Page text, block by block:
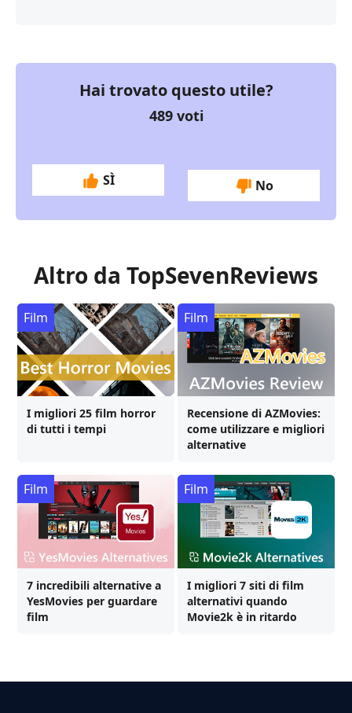
Hai trovato questo utile?
489voti
SÌ No
Altro da TopSevenReviews
I migliori 25 film horror
di tutti i tempi
Film
Recensione di AZMovies:
come utilizzare e migliori
alternative
Film
7 incredibili alternative a
YesMovies per guardare
film
Film
I migliori 7 siti di film
alternativi quando
Movie2k è in ritardo
Film